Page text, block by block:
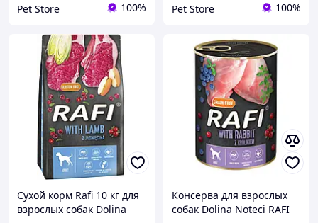
Pet Store 100% Pet Store 100%
Сухой корм Rafi 10 кг для
взрослых собак Dolina
Консерва для взрослых
собак Dolina Noteci RAFI